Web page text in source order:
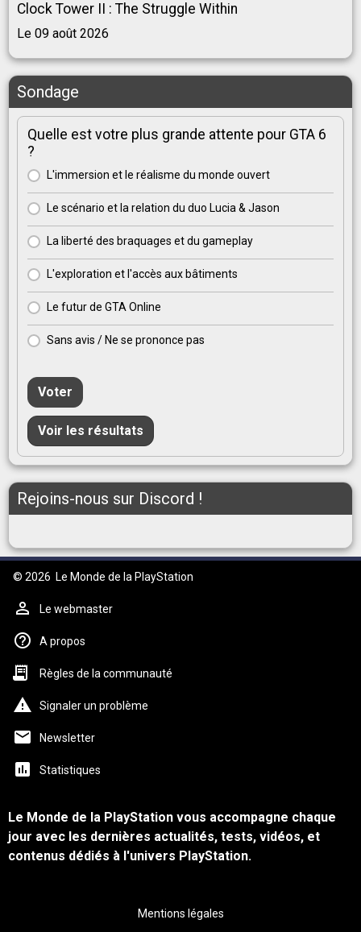
Clock Tower II : The Struggle Within
Le 09 août 2026
Sondage
Quelle est votre plus grande attente pour GTA 6
?
L'immersion et le réalisme du monde ouvert
Le scénario et la relation du duo Lucia & Jason
La liberté des braquages et du gameplay
L'exploration et l'accès aux bâtiments
Le futur de GTA Online
Sans avis / Ne se prononce pas
Voter
Voir les résultats
Rejoins-nous sur Discord !
© 2026 Le Monde de la PlayStation
Le webmaster
A propos
Règles de la communauté
Signaler un problème
Newsletter
Statistiques
Le Monde de la PlayStation vous accompagne chaque
jour avec les dernières actualités, tests, vidéos, et
contenus dédiés à l'univers PlayStation.
Mentions légales